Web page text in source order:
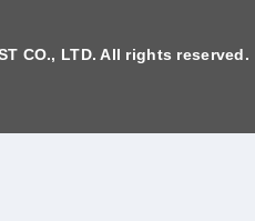
CO., LTD. All rights reserved.